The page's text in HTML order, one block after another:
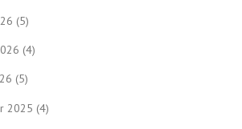
(5)
(4)
(5)
2025 (4)